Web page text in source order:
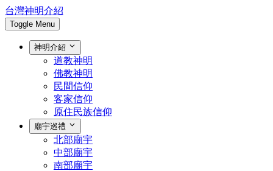
台灣神明介紹
Toggle Menu
神明介紹
道教神明
佛教神明
民間信仰
客家信仰
原住民族信仰
廟宇巡禮
北部廟宇
中部廟宇
南部廟宇